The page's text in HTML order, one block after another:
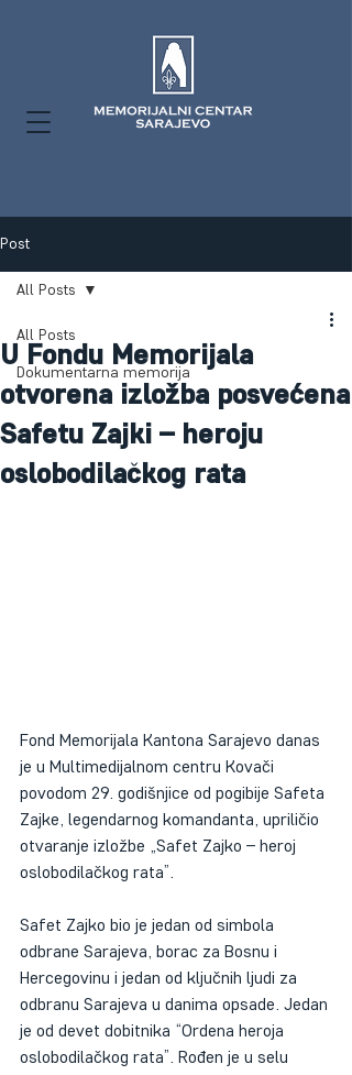
Post
All Posts
Dokumentarna memorija
All Posts
U Fondu Memorijala
otvorena izložba posvećena
Safetu Zajki – heroju
oslobodilačkog rata
Fond Memorijala Kantona Sarajevo danas
je u Multimedijalnom centru Kovači
povodom 29. godišnjice od pogibije Safeta
Zajke, legendarnog komandanta, upriličio
otvaranje izložbe „Safet Zajko – heroj
oslobodilačkog rata”.
Safet Zajko bio je jedan od simbola
odbrane Sarajeva, borac za Bosnu i
Hercegovinu i jedan od ključnih ljudi za
odbranu Sarajeva u danima opsade. Jedan
je od devet dobitnika “Ordena heroja
oslobodilačkog rata”. Rođen je u selu